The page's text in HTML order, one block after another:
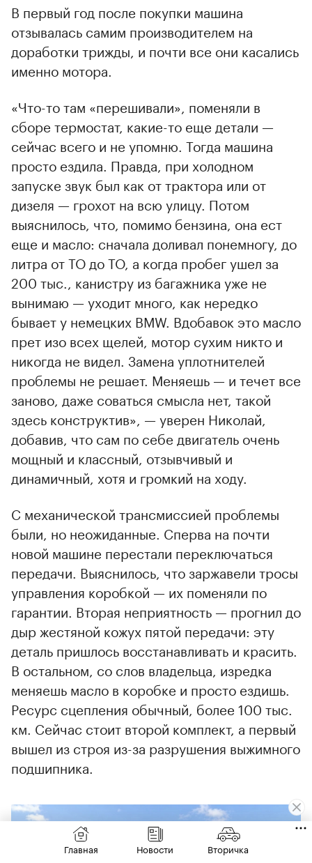
В первый год после покупки машина
отзывалась самим производителем на
доработки трижды, и почти все они касались
именно мотора.
«Что-то там «перешивали», поменяли в
сборе термостат, какие-то еще детали —
сейчас всего и не упомню. Тогда машина
просто ездила. Правда, при холодном
запуске звук был как от трактора или от
дизеля — грохот на всю улицу. Потом
выяснилось, что, помимо бензина, она ест
еще и масло: сначала доливал понемногу, до
литра от ТО до ТО, а когда пробег ушел за
200 тыс., канистру из багажника уже не
вынимаю — уходит много, как нередко
бывает у немецких BMW. Вдобавок это масло
прет изо всех щелей, мотор сухим никто и
никогда не видел. Замена уплотнителей
проблемы не решает. Меняешь — и течет все
заново, даже соваться смысла нет, такой
здесь конструктив», — уверен Николай,
добавив, что сам по себе двигатель очень
мощный и классный, отзывчивый и
динамичный, хотя и громкий на ходу.
С механической трансмиссией проблемы
были, но неожиданные. Сперва на почти
новой машине перестали переключаться
передачи. Выяснилось, что заржавели тросы
управления коробкой — их поменяли по
гарантии. Вторая неприятность — прогнил до
дыр жестяной кожух пятой передачи: эту
деталь пришлось восстанавливать и красить.
В остальном, со слов владельца, изредка
меняешь масло в коробке и просто ездишь.
Ресурс сцепления обычный, более 100 тыс.
км. Сейчас стоит второй комплект, а первый
вышел из строя из-за разрушения выжимного
подшипника.
Главная Новости Вторичка